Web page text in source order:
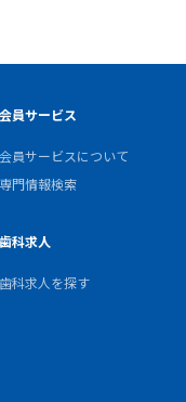
会員サービス
会員サービスについて
専門情報検索
歯科求人
歯科求人を探す